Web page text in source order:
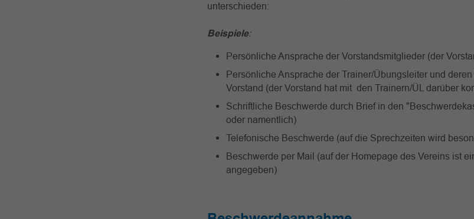
unterschieden:
Beispiele:
Persönliche Ansprache der Vorstandsmitglieder (der
Persönliche Ansprache der Trainer/Übungsleiter und
Vorstand (der Vorstand hat mit den Trainern/ÜL darüber
Schriftliche Beschwerde durch Brief in den
oder namentlich)
Telefonische Beschwerde (auf die Sprechzeiten wird
Beschwerde per Mail (auf der Homepage des Vereins ist
angegeben)